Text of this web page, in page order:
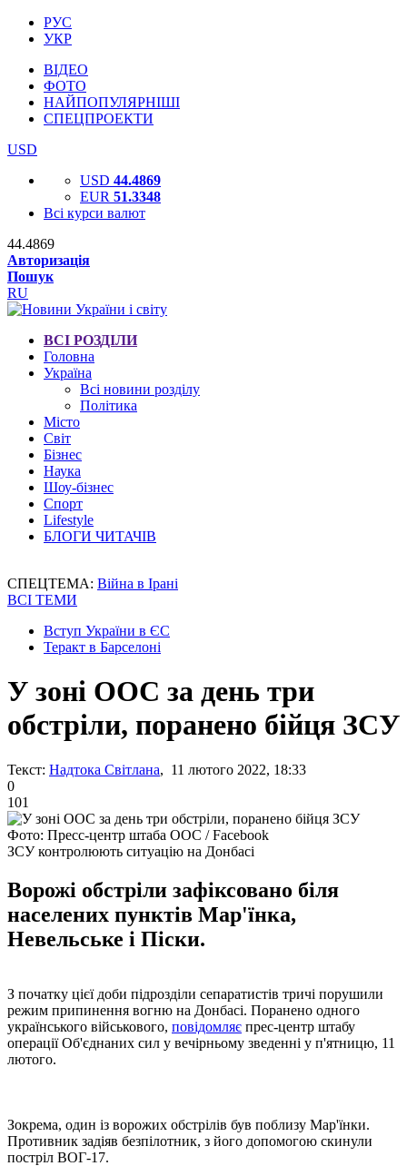
РУС
УКР
ВІДЕО
ФОТО
НАЙПОПУЛЯРНІШІ
СПЕЦПРОЕКТИ
USD
USD 44.4869
EUR 51.3348
Всі курси валют
44.4869
Авторизація
Пошук
RU
ВСІ РОЗДІЛИ
Головна
Україна
Всі новини розділу
Політика
Місто
Світ
Бізнес
Наука
Шоу-бізнес
Спорт
Lifestyle
БЛОГИ ЧИТАЧІВ
СПЕЦТЕМА: Війна в Ірані
ВСІ ТЕМИ
Вступ України в ЄС
Теракт в Барселоні
У зоні ООС за день три
обстріли, поранено бійця ЗСУ
Текст: Надтока Світлана, 11 лютого 2022, 18:33
0
101
Фото: Пресс-центр штаба ООС / Facebook
ЗСУ контролюють ситуацію на Донбасі
Ворожі обстріли зафіксовано біля
населених пунктів Мар'їнка,
Невельське і Піски.
З початку цієї доби підрозділи сепаратистів тричі порушили
режим припинення вогню на Донбасі. Поранено одного
українського військового, повідомляє прес-центр штабу
операції Об'єднаних сил у вечірньому зведенні у п'ятницю, 11
лютого.
Зокрема, один із ворожих обстрілів був поблизу Мар'їнки.
Противник задіяв безпілотник, з його допомогою скинули
постріл ВОГ-17.